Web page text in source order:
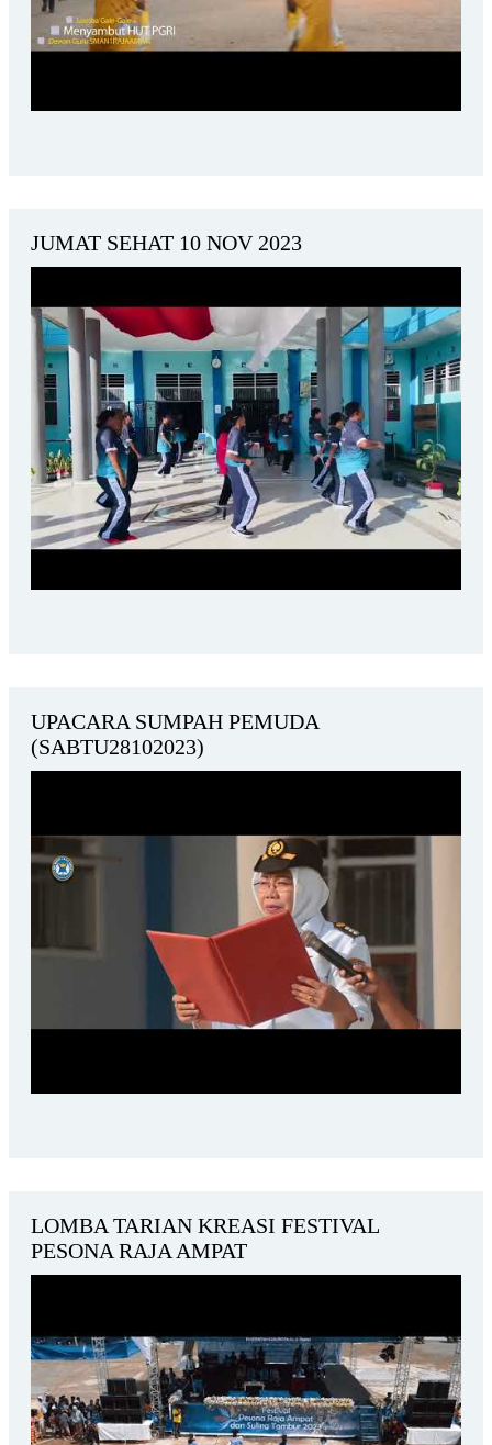
JUMAT SEHAT 10 NOV 2023
UPACARA SUMPAH PEMUDA
(SABTU28102023)
LOMBA TARIAN KREASI FESTIVAL
PESONA RAJA AMPAT